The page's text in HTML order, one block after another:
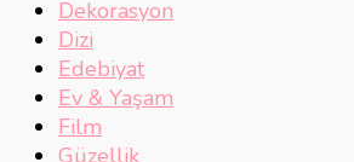
Dekorasyon
Dizi
Edebiyat
Ev & Yaşam
Film